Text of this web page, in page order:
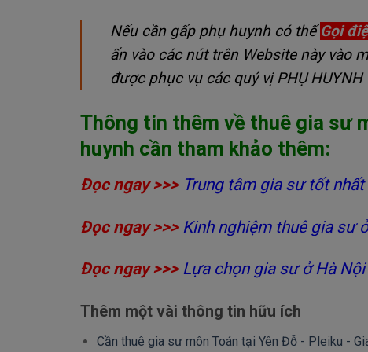
Nếu cần gấp phụ huynh có thểGọi
ấn vào các nút trên Website này vào
được phục vụ các quý vị PHỤ HUYNH
Thông tin thêm về thuê gia sư
huynh cần tham khảo thêm:
Đọc ngay >>>Trung tâm gia sư tốt nhất
Đọc ngay >>> Kinh nghiệm thuê gia sư
Đọc ngay >>> Lựa chọn gia sư ở Hà
Thêm một vài thông tin hữu ích
Cần thuê gia sư môn Toán tại Yên Đỗ - Pleiku -